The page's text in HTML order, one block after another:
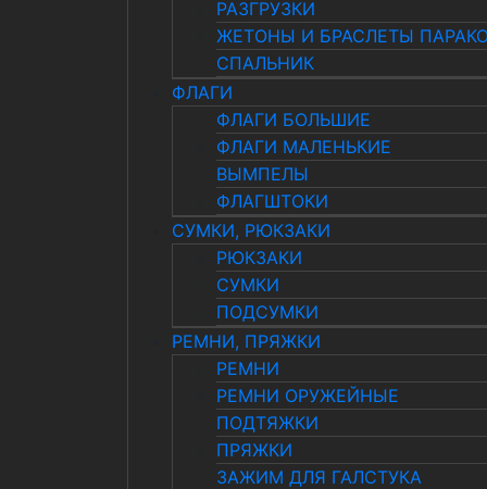
РАЗГРУЗКИ
ЖЕТОНЫ И БРАСЛЕТЫ
СПАЛЬНИК
ФЛАГИ
ФЛАГИ БОЛЬШИЕ
ФЛАГИ МАЛЕНЬКИЕ
ВЫМПЕЛЫ
ФЛАГШТОКИ
СУМКИ, РЮКЗАКИ
РЮКЗАКИ
СУМКИ
ПОДСУМКИ
РЕМНИ, ПРЯЖКИ
РЕМНИ
РЕМНИ ОРУЖЕЙНЫЕ
ПОДТЯЖКИ
ПРЯЖКИ
ЗАЖИМ ДЛЯ ГАЛСТУКА